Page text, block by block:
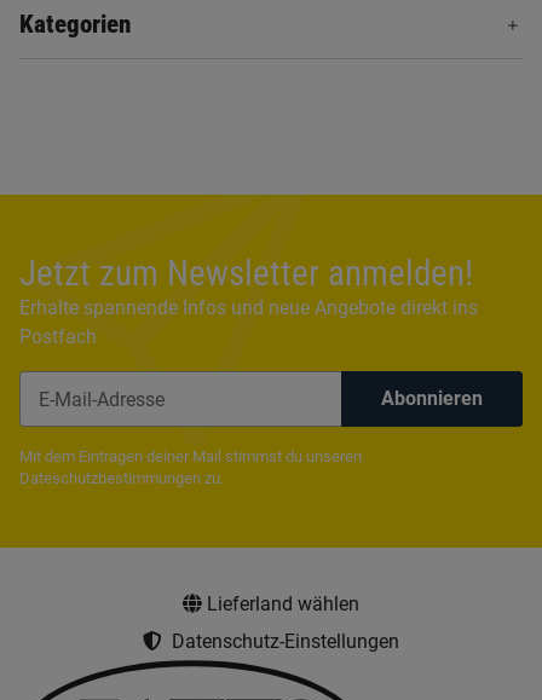
Kategorien
Jetzt zum Newsletter anmelden!
Erhalte spannende Infos und neue Angebote direkt ins
Postfach
Abonnieren
Mit dem Eintragen deiner Mail stimmst du unseren
Dateschutzbestimmungen zu.
Lieferland wählen
Datenschutz-Einstellungen